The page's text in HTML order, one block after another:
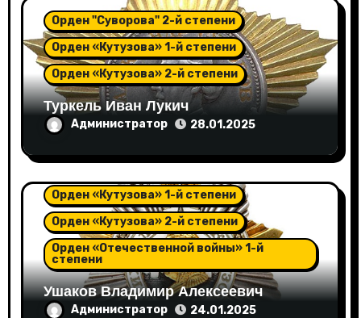
Орден "Суворова" 2-й степени
Орден «Кутузова» 1-й степени
Орден «Кутузова» 2-й степени
Туркель Иван Лукич
Администратор 28.01.2025
Орден «Кутузова» 1-й степени
Орден «Кутузова» 2-й степени
Орден «Отечественной войны» 1-й
степени
Ушаков Владимир Алексеевич
Администратор 24.01.2025